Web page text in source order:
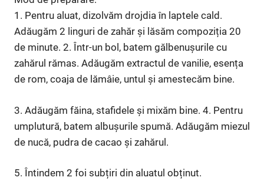
1. Pentru aluat, dizolvăm drojdia în laptele cald.
Adăugăm 2 linguri de zahăr și lăsăm compoziția 20
de minute. 2. Într-un bol, batem gălbenușurile cu
zahărul rămas. Adăugăm extractul de vanilie, esența
de rom, coaja de lămâie, untul și amestecăm bine.
3. Adăugăm făina, stafidele și mixăm bine. 4. Pentru
umplutură, batem albușurile spumă. Adăugăm miezul
de nucă, pudra de cacao și zahărul.
5. Întindem 2 foi subțiri din aluatul obținut.